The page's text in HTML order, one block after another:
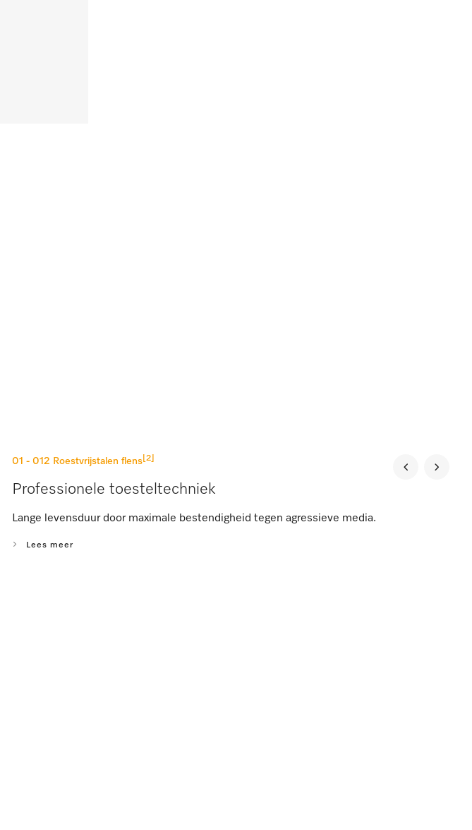
01 - 012 Roestvrijstalen flens [2]
Professionele toesteltechniek
Lange levensduur door maximale bestendigheid tegen agressieve media.
Lees meer